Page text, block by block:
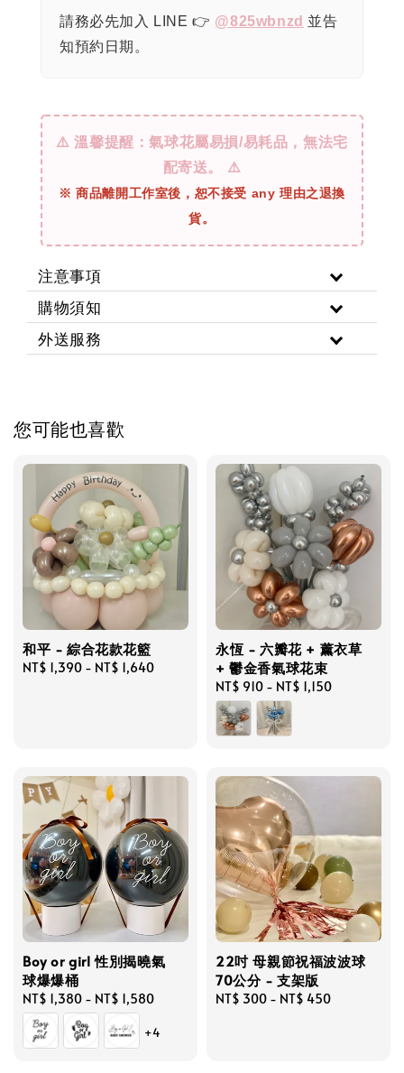
請務必先加入 LINE 👉 @825wbnzd 並告
知預約日期。
⚠️ 溫馨提醒：氣球花屬易損/易耗品，無法宅
配寄送。 ⚠️
※ 商品離開工作室後，恕不接受 any 理由之退換
貨。
注意事項
購物須知
外送服務
您可能也喜歡
和平 - 綜合花款花籃
Regular
NT$ 1,390 - NT$ 1,640
永恆 - 六瓣花 + 薰衣草
+ 鬱金香氣球花束
Regular
price
NT$ 910 - NT$ 1,150
Boy or girl 性別揭曉氣
球爆爆桶
Regular
price
NT$ 1,380 - NT$ 1,580
+4
22吋 母親節祝福波波球
70公分 - 支架版
Regular
NT$ 300 - NT$ 450